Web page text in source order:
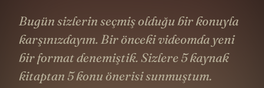
Bugün sizlerin seçmiş olduğu bir konuyla
karşınızdayım. Bir önceki videomda yeni
bir format denemiştik. Sizlere 5 kaynak
kitaptan 5 konu önerisi sunmuştum.